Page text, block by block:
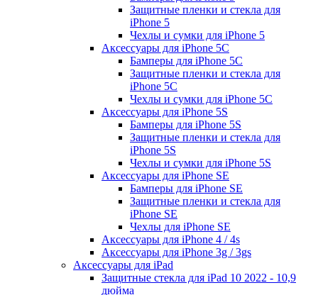
Защитные пленки и стекла для
iPhone 5
Чехлы и сумки для iPhone 5
Аксессуары для iPhone 5C
Бамперы для iPhone 5C
Защитные пленки и стекла для
iPhone 5C
Чехлы и сумки для iPhone 5C
Аксессуары для iPhone 5S
Бамперы для iPhone 5S
Защитные пленки и стекла для
iPhone 5S
Чехлы и сумки для iPhone 5S
Аксессуары для iPhone SE
Бамперы для iPhone SE
Защитные пленки и стекла для
iPhone SE
Чехлы для iPhone SE
Аксессуары для iPhone 4 / 4s
Аксессуары для iPhone 3g / 3gs
Аксессуары для iPad
Защитные стекла для iPad 10 2022 - 10,9
дюйма